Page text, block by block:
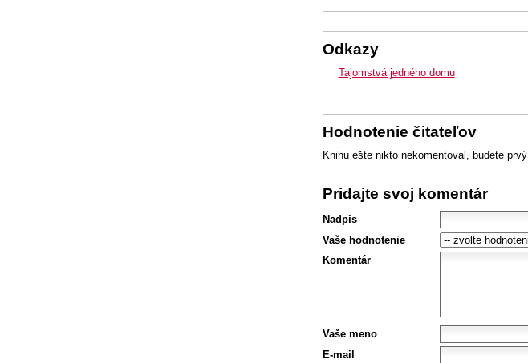
Odkazy
Tajomstvá jedného domu
Hodnotenie čitateľov
Knihu ešte nikto nekomentoval, budete prvý.
Pridajte svoj komentár
Nadpis
Vaše hodnotenie
Komentár
Vaše meno
E-mail